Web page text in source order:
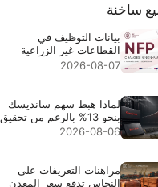
ساخنة
بيانات التوظيف في
القطاعات غير الزراعية
2026-08-07
لماذا هبط سهم سانديسك
بنحو 13% بالرغم من تحقيق
إيرادات قياسية بقيمة
2026-08-06
مراهنات التعريفات على
النحاس تدفع سعر المعدن